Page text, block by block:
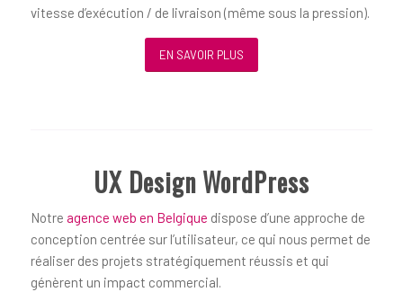
vitesse d’exécution / de livraison (même sous la pression).
EN SAVOIR PLUS
UX Design WordPress
Notre agence web en Belgique dispose d’une approche de
conception centrée sur l’utilisateur, ce qui nous permet de
réaliser des projets stratégiquement réussis et qui
génèrent un impact commercial.